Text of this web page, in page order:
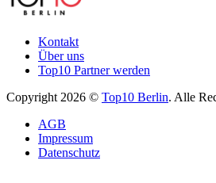
Kontakt
Über uns
Top10 Partner werden
Copyright 2026 © Top10 Berlin. Alle
AGB
Impressum
Datenschutz